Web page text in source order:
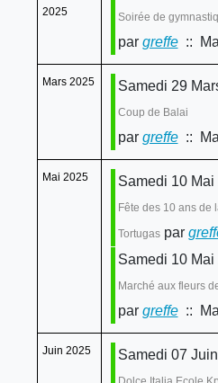
2025
Soirée de
par greffe::
Mars 2025 Samedi 29
Coup de Balai
par greffe::
Mai 2025 Samedi 10 Mai
Fête des 10 ans de
Tortugaspar
Samedi 10
Marché aux fleurs
par greffe::
Juin 2025 Samedi 07